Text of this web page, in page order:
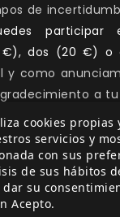
de
participar
€), dos (20 €) o
y como
a tu
vía correo
emplear en
acumulables
de nuestros
cookies propias
servicios y
con sus
de sus hábitos
dar su
Acepto.